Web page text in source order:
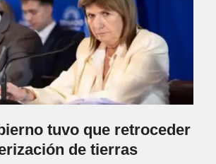
tuvo que retroceder
de tierras